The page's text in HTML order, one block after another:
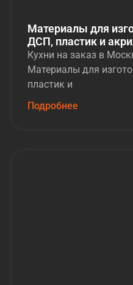
Материалы для
ДСП, пластик и
Кухни на заказ в
Материалы для
пластик и
Подробнее